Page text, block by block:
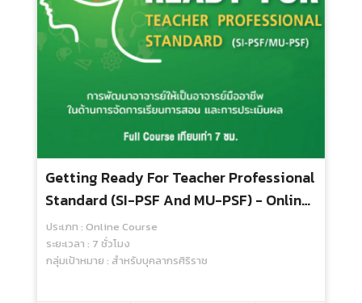
Room การสอนในห้องผ่าตัดให้มีประสิทธิภาพ
- Online Course
ประเภท : Online Course
500.00 บ.